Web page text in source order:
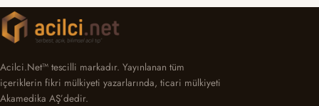
Acilci.Net™ tescilli markadır. Yayınlanan tüm
içeriklerin fikri mülkiyeti yazarlarında, ticari mülkiyeti
Akamedika AŞ’dedir.